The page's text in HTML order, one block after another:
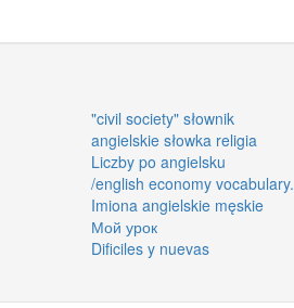
"civil society" słownik
angielskie słowka religia
Liczby po angielsku
/english economy vocabulary.
Imiona angielskie męskie
Мой урок
Dificiles y nuevas